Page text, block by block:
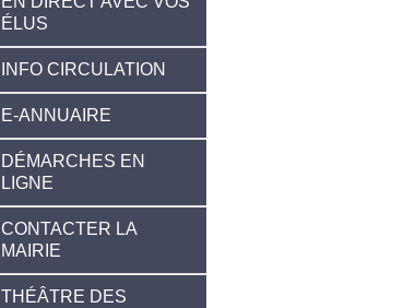
ÉLUS
INFO CIRCULATION
E-ANNUAIRE
DÉMARCHES EN
LIGNE
CONTACTER LA
MAIRIE
THÉÂTRE DES